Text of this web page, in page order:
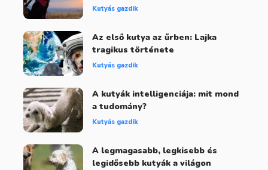
Kutyás gazdik
Az első kutya az űrben: Lajka
tragikus története
Kutyás gazdik
A kutyák intelligenciája: mit mond
a tudomány?
Kutyás gazdik
A legmagasabb, legkisebb és
legidősebb kutyák a világon